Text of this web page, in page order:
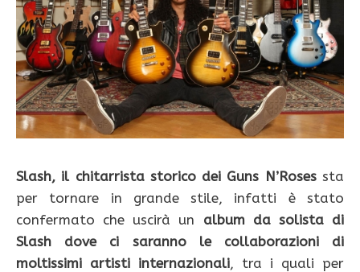
Slash, il chitarrista storico dei Guns N’Rosessta
per tornare in grande stile, infatti è stato
confermato che uscirà un album da solista di
Slash dove ci saranno le collaborazioni di
moltissimi artisti internazionali, tra i quali per